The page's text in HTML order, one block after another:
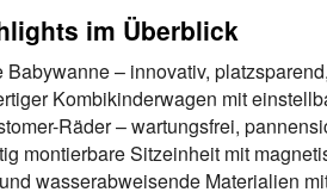
im Überblick
Babywanne – innovativ,
Kombikinderwagen mit
Räder – wartungsfrei,
montierbare Sitzeinheit mit
wasserabweisende Materialien